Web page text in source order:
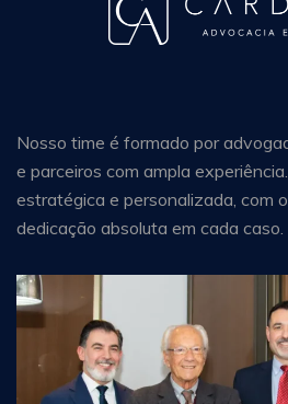
Nosso time é formado por
e parceiros com ampla
estratégica e personalizada, com
dedicação absoluta em cada caso.